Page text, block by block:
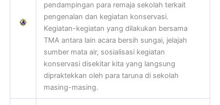
pendampingan para remaja sekolah terkait
pengenalan dan kegiatan konservasi.
Kegiatan-kegiatan yang dilakukan bersama
TMA antara lain acara bersih sungai, jelajah
sumber mata air, sosialisasi kegiatan
konservasi disekitar kita yang langsung
dipraktekkan oleh para taruna di sekolah
masing-masing.